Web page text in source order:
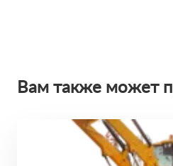
Вам также может